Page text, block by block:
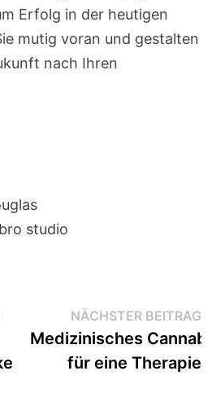
Erfolg in der heutigen
mutig voran und gestalten
nach Ihren
studio
Beitrag:
NÄCHSTER BEITRAG
Medizinisches
für eine Therapie